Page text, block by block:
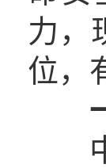
力，
位，
中